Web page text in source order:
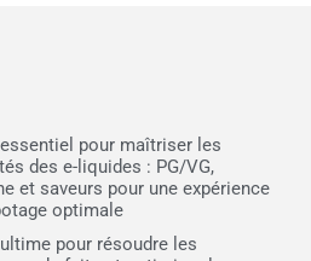
pour maîtriser les
des e-liquides : PG/VG,
et saveurs pour une expérience
optimale
pour résoudre les